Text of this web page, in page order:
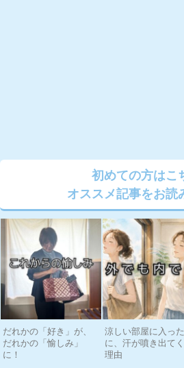
初めての方はこ
オススメ記事をお読
だれかの「好き」が、
だれかの「愉しみ」
に！
涼しい部屋に入っ
に、汗が噴き出て
理由